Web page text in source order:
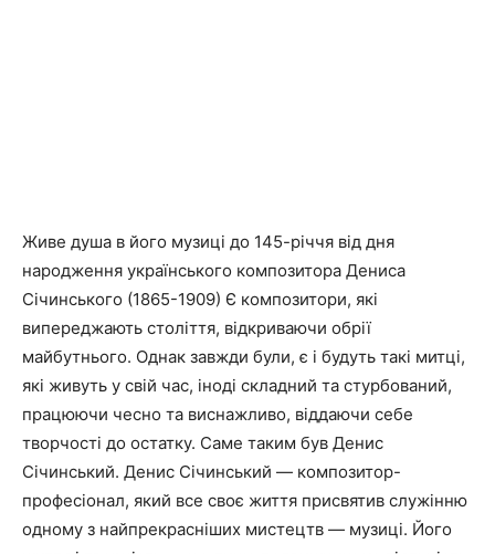
Живе душа в його музиці до 145-річчя від дня
народження українського композитора Дениса
Січинського (1865-1909) Є композитори, які
випереджають століття, відкриваючи обрії
майбутнього. Однак завжди були, є і будуть такі митці,
які живуть у свій час, іноді складний та стурбований,
працюючи чесно та виснажливо, віддаючи себе
творчості до остатку. Саме таким був Денис
Січинський. Денис Січинський — композитор-
професіонал, який все своє життя присвятив служінню
одному з найпрекрасніших мистецтв — музиці. Його